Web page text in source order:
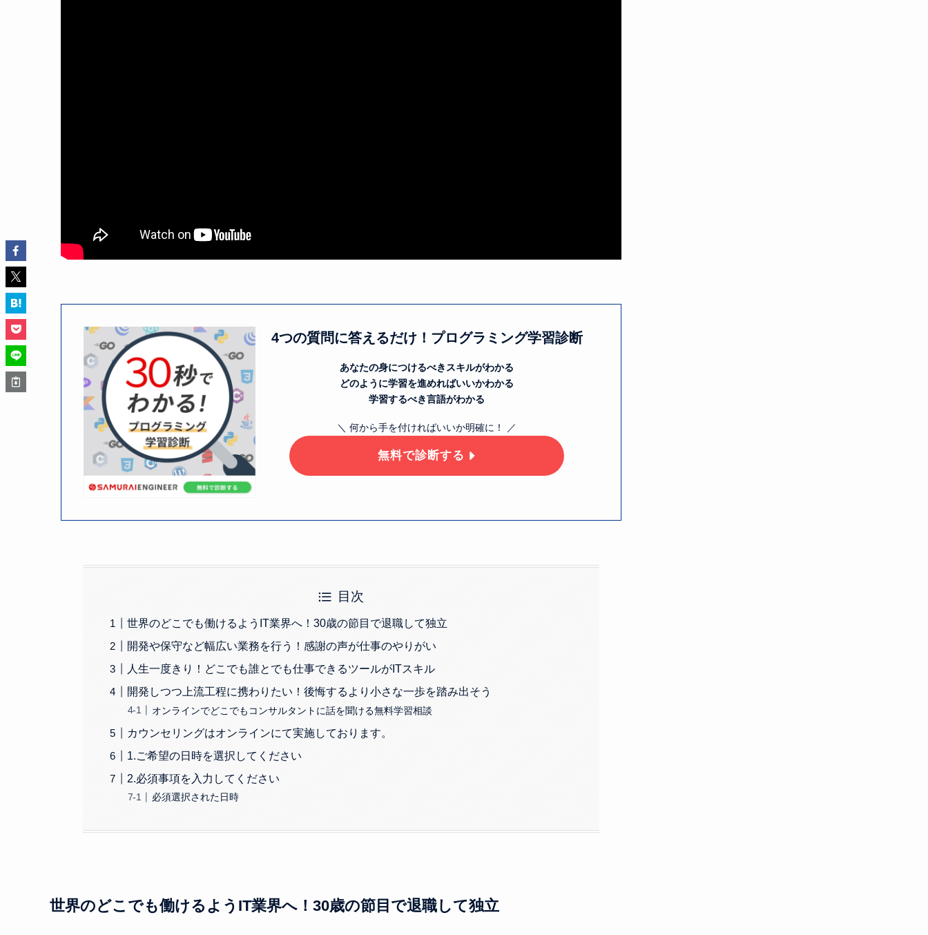
4つの質問に答えるだけ！プログラミング学習診断
あなたの身につけるべきスキルがわかる
どのように学習を進めればいいかわかる
学習するべき言語がわかる
＼ 何から手を付ければいいか明確に！ ／
無料で診断する
目次
世界のどこでも働けるようIT業界へ！30歳の節目で退職して独立
開発や保守など幅広い業務を行う！感謝の声が仕事のやりがい
人生一度きり！どこでも誰とでも仕事できるツールがITスキル
開発しつつ上流工程に携わりたい！後悔するより小さな一歩を踏み出そう
オンラインでどこでもコンサルタントに話を聞ける無料学習相談
カウンセリングはオンラインにて実施しております。
1.ご希望の日時を選択してください
2.必須事項を入力してください
必須選択された日時
世界のどこでも働けるようIT業界へ！30歳の節目で退職して独立